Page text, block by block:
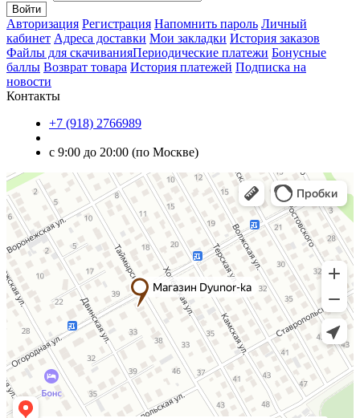
Авторизация Регистрация Напомнить пароль Личный
кабинет Адреса доставки Мои закладки История заказов
Файлы для скачиванияПериодические платежи Бонусные
баллы Возврат товара История платежей Подписка на
новости
Контакты
+7 (918) 2766989
с 9:00 до 20:00 (по Москве)